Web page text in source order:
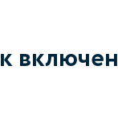
включен